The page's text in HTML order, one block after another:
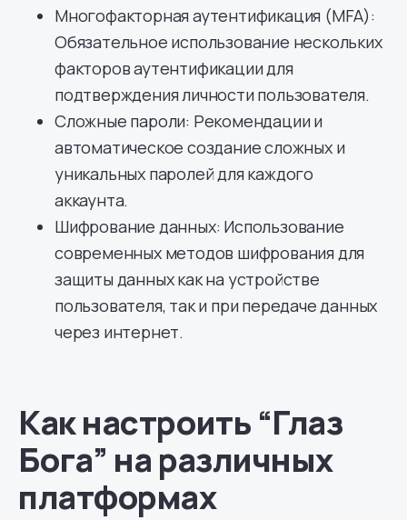
Многофакторная аутентификация (MFA):
Обязательное использование нескольких
факторов аутентификации для
подтверждения личности пользователя.
Сложные пароли: Рекомендации и
автоматическое создание сложных и
уникальных паролей для каждого
аккаунта.
Шифрование данных: Использование
современных методов шифрования для
защиты данных как на устройстве
пользователя, так и при передаче данных
через интернет.
Как настроить “Глаз
Бога” на различных
платформах